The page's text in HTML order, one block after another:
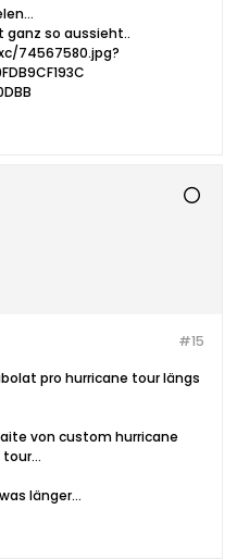
ganz so aussieht..
74567580.jpg?
#15
pro hurricane tour längs
von custom hurricane
länger...